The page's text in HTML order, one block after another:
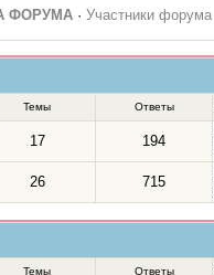
ФОРУМА · Участники форума
Темы Ответы
17 194
26 715
Темы Ответы